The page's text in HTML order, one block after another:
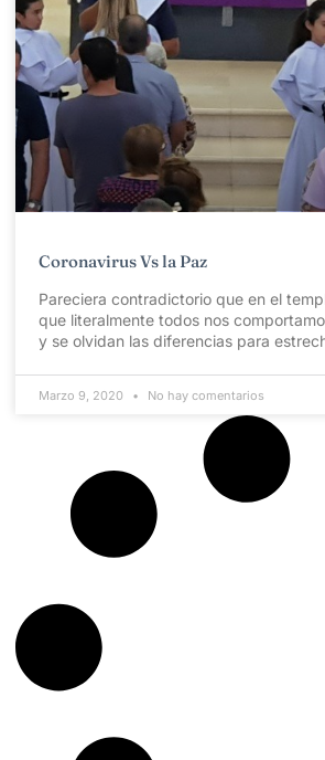
Coronavirus Vs la Paz
Pareciera contradictorio que en el
que literalmente todos nos
y se olvidan las diferencias para
Marzo 9, 2020 No hay comentarios